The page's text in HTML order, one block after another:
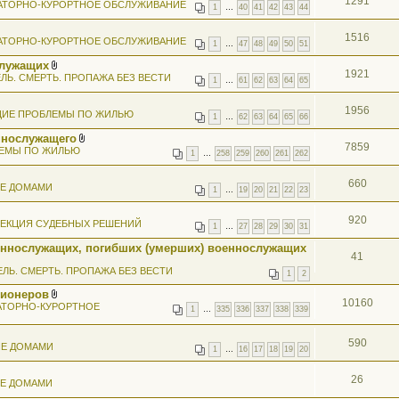
1 40 41 42 43 44
КУРОРТНОЕ ОБСЛУЖИВАНИЕ
1 47 48 49 50 51
КУРОРТНОЕ ОБСЛУЖИВАНИЕ 1516
о
е
н
и
я
1 61 62 63 64 65
СМЕРТЬ. ПРОПАЖА БЕЗ ВЕСТИ 1921
1 62 63 64 65 66
ПРОБЛЕМЫ ПО ЖИЛЬЮ 1956
о
н
я
1 258 259 260 261 262
ПО ЖИЛЬЮ 7859
1 19 20 21 22 23
ДОМАМИ 660
1 27 28 29 30 31
СУДЕБНЫХ РЕШЕНИЙ 920
погибших (умерших) военнослужащих
1 2
СМЕРТЬ. ПРОПАЖА БЕЗ ВЕСТИ
41
В
о
1 335 336 337 338 339
КУРОРТНОЕ
10160
1 16 17 18 19 20
ДОМАМИ 590
ДОМАМИ 26